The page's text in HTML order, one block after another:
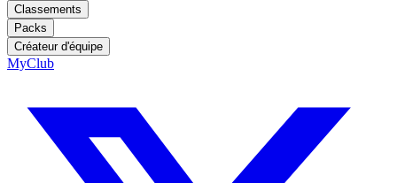
Classements
Packs
Créateur d'équipe
MyClub